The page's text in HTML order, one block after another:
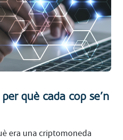
què cada cop se’n
era una criptomoneda